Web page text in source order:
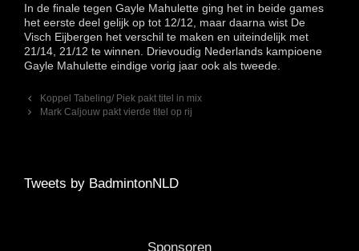
In de finale tegen Gayle Mahulette ging het in beide games
het eerste deel gelijk op tot 12/12, maar daarna wist De
Visch Eijbergen het verschil te maken en uiteindelijk met
21/14, 21/12 te winnen. Drievoudig Nederlands kampioene
Gayle Mahulette eindige vorig jaar ook als tweede.
Berichtnavigatie
Koppel Tabeling/ Piek pakt titel in mix
Mark Caljouw pakt vierde titel op rij
Tweets by BadmintonNLD
Sponsoren